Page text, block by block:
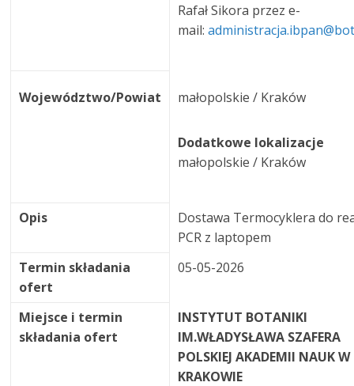
Rafał Sikora przez e-
mail:
Województwo/Powiat małopolskie / Kraków
Dodatkowe lokalizacje
małopolskie / Kraków
Opis
Dostawa Termocyklera do
PCR z laptopem
Termin składania
ofert
05-05-2026
Miejsce i termin
składania ofert
INSTYTUT BOTANIKI
IM.WŁADYSŁAWA SZAFERA
POLSKIEJ AKADEMII NAUK W
KRAKOWIE